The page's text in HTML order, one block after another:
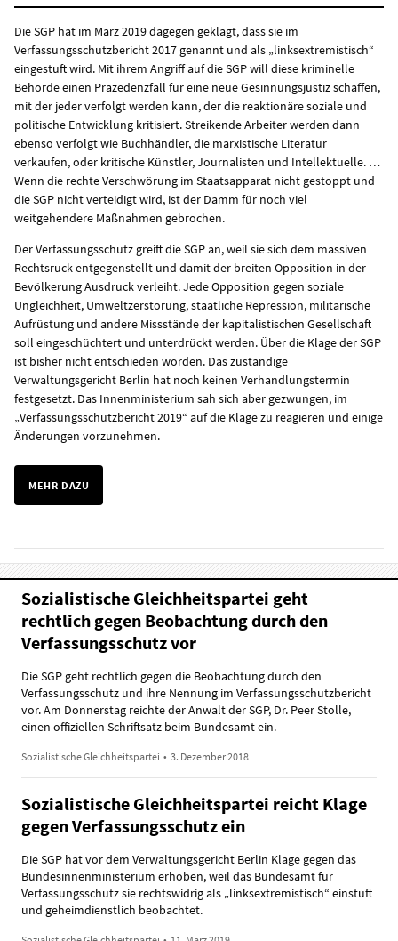
Die SGP hat im März 2019 dagegen geklagt, dass sie im
Verfassungsschutzbericht 2017 genannt und als „linksextremistisch“
eingestuft wird. Mit ihrem Angriff auf die SGP will diese kriminelle
Behörde einen Präzedenzfall für eine neue Gesinnungsjustiz schaffen,
mit der jeder verfolgt werden kann, der die reaktionäre soziale und
politische Entwicklung kritisiert. Streikende Arbeiter werden dann
ebenso verfolgt wie Buchhändler, die marxistische Literatur
verkaufen, oder kritische Künstler, Journalisten und Intellektuelle. …
Wenn die rechte Verschwörung im Staatsapparat nicht gestoppt und
die SGP nicht verteidigt wird, ist der Damm für noch viel
weitgehendere Maßnahmen gebrochen.
Der Verfassungsschutz greift die SGP an, weil sie sich dem massiven
Rechtsruck entgegenstellt und damit der breiten Opposition in der
Bevölkerung Ausdruck verleiht. Jede Opposition gegen soziale
Ungleichheit, Umweltzerstörung, staatliche Repression, militärische
Aufrüstung und andere Missstände der kapitalistischen Gesellschaft
soll eingeschüchtert und unterdrückt werden. Über die Klage der SGP
ist bisher nicht entschieden worden. Das zuständige
Verwaltungsgericht Berlin hat noch keinen Verhandlungstermin
festgesetzt. Das Innenministerium sah sich aber gezwungen, im
„Verfassungsschutzbericht 2019“ auf die Klage zu reagieren und einige
Änderungen vorzunehmen.
MEHR DAZU
Sozialistische Gleichheitspartei geht
rechtlich gegen Beobachtung durch den
Verfassungsschutz vor
Die SGP geht rechtlich gegen die Beobachtung durch den
Verfassungsschutz und ihre Nennung im Verfassungsschutzbericht
vor. Am Donnerstag reichte der Anwalt der SGP, Dr. Peer Stolle,
einen offiziellen Schriftsatz beim Bundesamt ein.
Sozialistische Gleichheitspartei • 3. Dezember 2018
Sozialistische Gleichheitspartei reicht Klage
gegen Verfassungsschutz ein
Die SGP hat vor dem Verwaltungsgericht Berlin Klage gegen das
Bundesinnenministerium erhoben, weil das Bundesamt für
Verfassungsschutz sie rechtswidrig als „linksextremistisch“ einstuft
und geheimdienstlich beobachtet.